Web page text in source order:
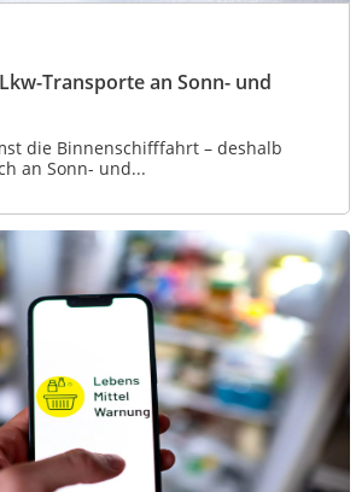
Transporte an Sonn- und
die Binnenschifffahrt – deshalb
an Sonn- und...